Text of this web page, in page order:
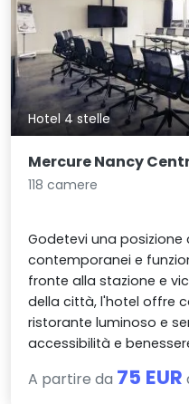
Hotel 4 stelle
Mercure Nancy
118 camere
Godetevi una
contemporanei e
fronte alla stazione e
della città, l'hotel offre
ristorante luminoso e
accessibilità e
A partire da 75 EUR